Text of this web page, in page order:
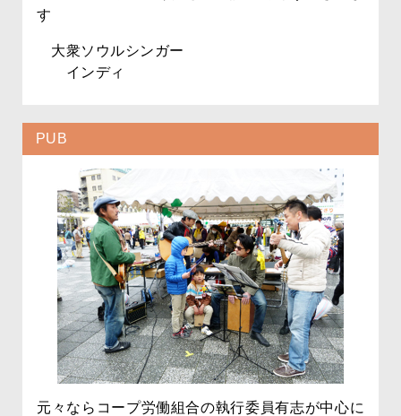
す
大衆ソウルシンガー
インディ
PUB
元々ならコープ労働組合の執行委員有志が中心に